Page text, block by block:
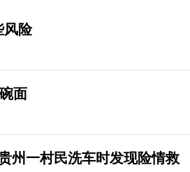
风险
面
州一村民洗车时发现险情救